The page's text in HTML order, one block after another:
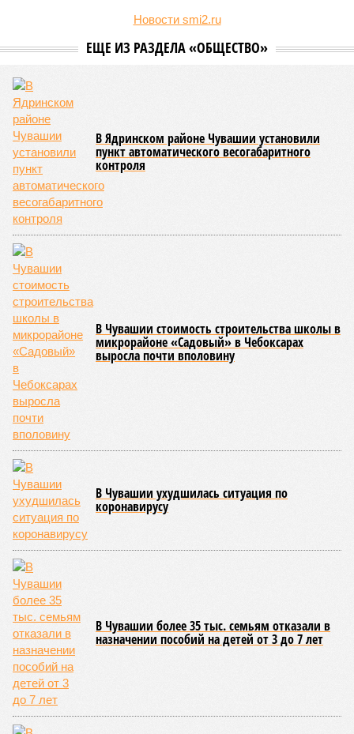
рамках встречи участники рассматривали текущее состояние
итоги её проведения.
Управлением Роспотребнадзора по Республике Татарстан
были обобщены
мероприятий в детских оздоровительных лагерях. В
нынешнем сезоне функционирует 299 таких учреждений,
причём 14 из них относятся к загородному типу. Сотрудники
ведомства осуществили 105 выездных проверок и
профилактических визитов, что позволило охватить
проверочными действиями значительную долю лагерей. По
итогам проведённых мероприятий различные нарушения
были зафиксированы в 33 учреждениях. В адрес
администраций этих объектов были вынесены
предписания, обязывающие устранить выявленные
недостатки.
Среди наиболее часто встречающихся нарушений
оказались следующие: ненадлежащее содержание
территории и несоблюдение санитарно-гигиенических норм
на ней; нарушения в процессе организации питания детей и
при обеспечении питьевого режима; а также
несвоевременное или неполное проведение медицинских
осмотров сотрудников лагерей.
Особый контроль был направлен на персонал,
работающий на пищеблоках. В ходе этих проверок у 20
человек были обнаружены возбудители инфекций –
указанные сотрудники были незамедлительно отстранены
от выполнения своих обязанностей и направлены на
лечение.
Представители ведомства отметили, что оперативное
принятие указанных мер позволило избежать
возникновения массовых инфекционных заболеваний
среди детей, находившихся в оздоровительных
учреждениях.
Помимо этого, специалистами проводился лабораторный
контроль качества воды и готовой продукции: из всех
отобранных проб воды в двух случаях (что составило
1,9%) были зафиксированы отклонения по
микробиологическим показателям; также одно готовое